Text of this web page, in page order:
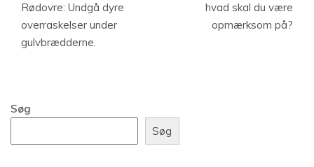
Rødovre: Undgå dyre
overraskelser under
gulvbrædderne.
hvad skal du være
opmærksom på?
Søg
Søg